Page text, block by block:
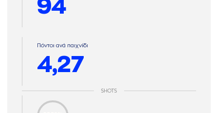
94
Πόντοι ανά παιχνίδι
4,27
SHOTS